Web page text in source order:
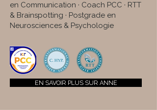
en Communication · Coach PCC · RTT
& Brainspotting · Postgrade en
Neurosciences & Psychologie
EN SAVOIR PLUS SUR ANNE